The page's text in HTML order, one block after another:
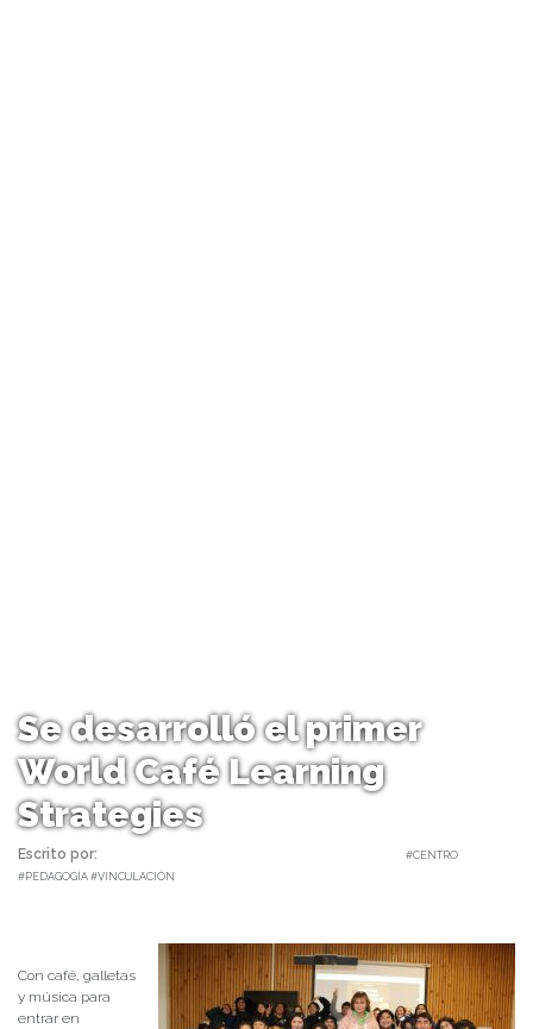
Se desarrolló el primer
World Café Learning
Strategies
Escrito por:
#CENTRO
#PEDAGOGÍA #VINCULACIÓN
Con café, galletas
y música para
entrar en